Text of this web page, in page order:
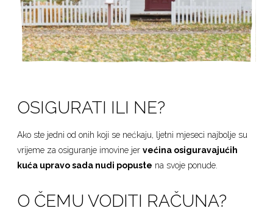
OSIGURATI ILI NE?
Ako ste jedni od onih koji se nećkaju, ljetni mjeseci najbolje su
vrijeme za osiguranje imovine jervećina osiguravajućih
kuća upravo sada nudi popuste na svoje ponude.
O ČEMU VODITI RAČUNA?